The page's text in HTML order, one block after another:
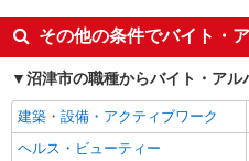
副業・WワークOK
社会保険あり
社員登用あり
その他の条件でバイト・
沼津市の職種からバイト・アル
建築・設備・アクティブワーク
ヘルス・ビューティー